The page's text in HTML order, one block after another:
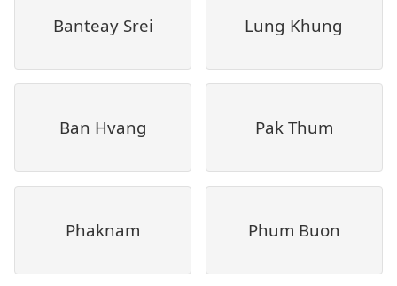
Banteay Srei Lung Khung
Ban Hvang Pak Thum
Phaknam Phum Buon